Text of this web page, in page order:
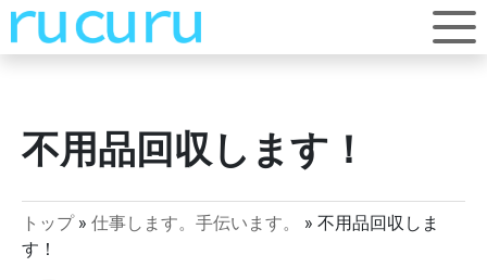
不用品回収します！
トップ» 仕事します。手伝います。 » 不用品回収しま
す！